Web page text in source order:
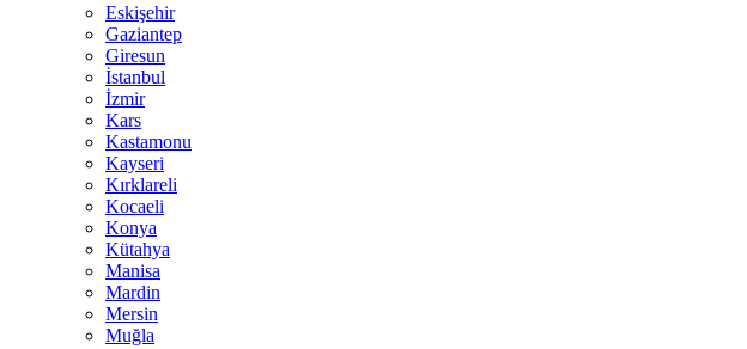
Eskişehir
Gaziantep
Giresun
İstanbul
İzmir
Kars
Kastamonu
Kayseri
Kırklareli
Kocaeli
Konya
Kütahya
Manisa
Mardin
Mersin
Muğla